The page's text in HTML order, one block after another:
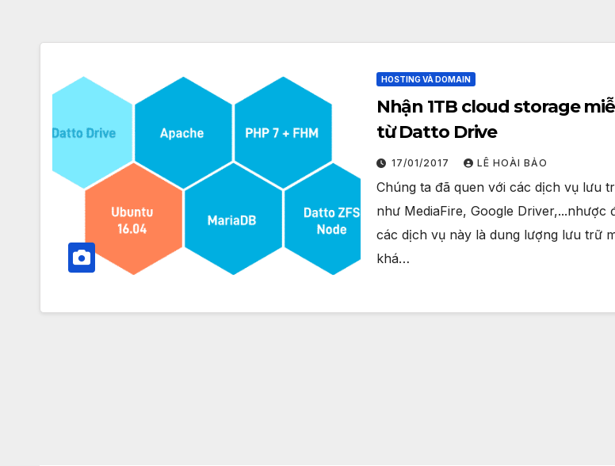
HOSTING VÀ DOMAIN
Nhận 1TB cloud storage
từ Datto Drive
17/01/2017 LÊ HOÀI BẢO
Chúng ta đã quen với các dịch vụ lưu
như MediaFire, Google Driver,...nhược
các dịch vụ này là dung lượng lưu trữ
khá…